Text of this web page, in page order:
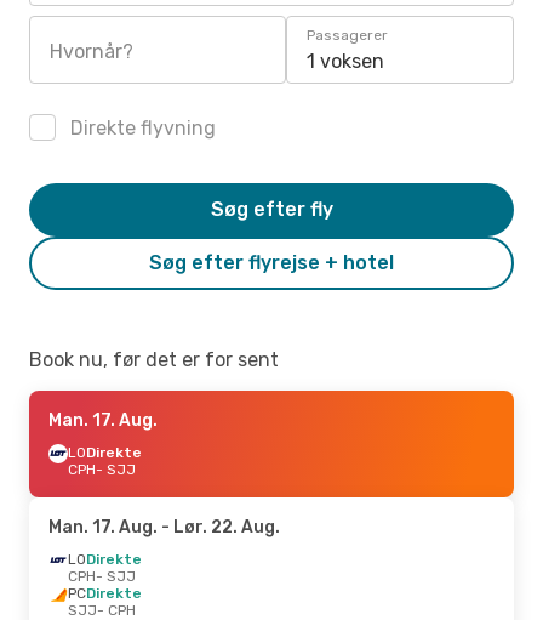
Hvornår?
Passagerer
1 voksen
Direkte flyvning
Søg efter flyrejse + hotel
Søg efter fly
Book nu, før det er for sent
Man. 17. Aug.
LODirekte
CPH- SJJ
Man. 17. Aug. - Lør. 22. Aug.
LODirekte
CPH- SJJ
PCDirekte
SJJ- CPH